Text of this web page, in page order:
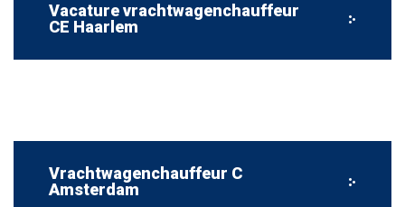
Vacature vrachtwagenchauffeur
CE Haarlem
Vrachtwagenchauffeur C
Amsterdam